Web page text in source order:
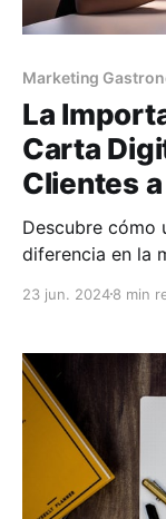
Marketing
La
Carta
Clientes
Descubre cómo
diferencia en la
23 jun. 20248 min